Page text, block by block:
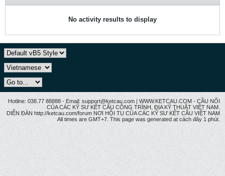
No activity results to display
Hotline: 038.77 88888 - Email: support@ketcau.com | WWW.KETCAU.COM - CẦU NỐI
CỦA CÁC KỸ SƯ KẾT CẤU CÔNG TRÌNH, ĐỊA KỸ THUẬT VIỆT NAM.
DIỄN ĐÀN http://ketcau.com/forum NƠI HỘI TỤ CỦA CÁC KỸ SƯ KẾT CÂU VIỆT NAM
All times are GMT+7. This page was generated at cách đây 1 phút.